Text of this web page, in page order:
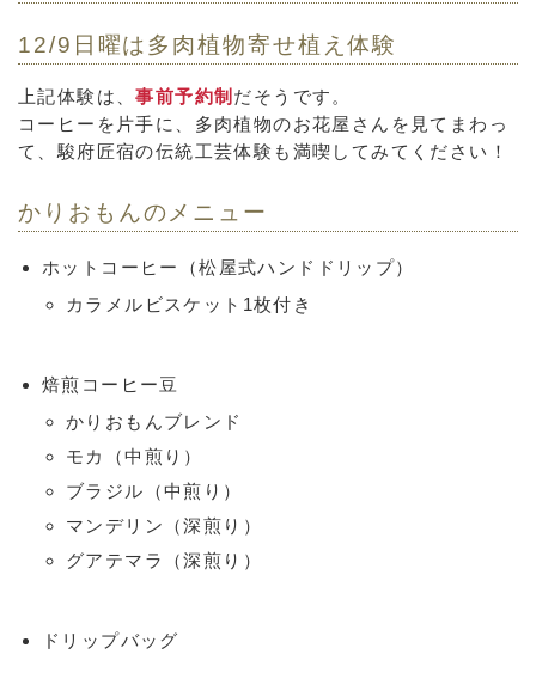
12/9日曜は多肉植物寄せ植え体験
上記体験は、事前予約制 だそうです。
コーヒーを片手に、多肉植物のお花屋さんを見てまわっ
て、駿府匠宿の伝統工芸体験も満喫してみてください！
かりおもんのメニュー
ホットコーヒー（松屋式ハンドドリップ）
カラメルビスケット1枚付き
焙煎コーヒー豆
かりおもんブレンド
モカ（中煎り）
ブラジル（中煎り）
マンデリン（深煎り）
グアテマラ（深煎り）
ドリップバッグ